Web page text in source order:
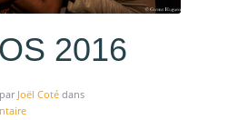
2016
par Joël Coté dans